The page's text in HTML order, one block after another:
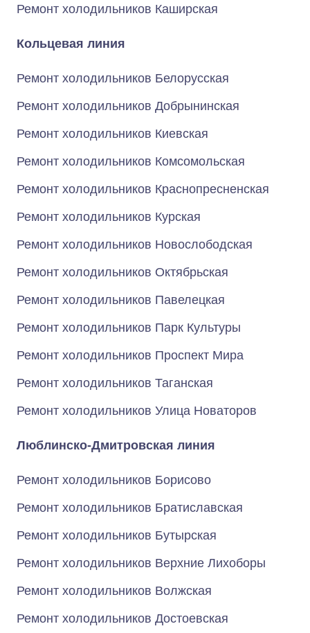
Ремонт холодильников Каширская
Кольцевая линия
Ремонт холодильников Белорусская
Ремонт холодильников Добрынинская
Ремонт холодильников Киевская
Ремонт холодильников Комсомольская
Ремонт холодильников Краснопресненская
Ремонт холодильников Курская
Ремонт холодильников Новослободская
Ремонт холодильников Октябрьская
Ремонт холодильников Павелецкая
Ремонт холодильников Парк Культуры
Ремонт холодильников Проспект Мира
Ремонт холодильников Таганская
Ремонт холодильников Улица Новаторов
Люблинско-Дмитровская линия
Ремонт холодильников Борисово
Ремонт холодильников Братиславская
Ремонт холодильников Бутырская
Ремонт холодильников Верхние Лихоборы
Ремонт холодильников Волжская
Ремонт холодильников Достоевская